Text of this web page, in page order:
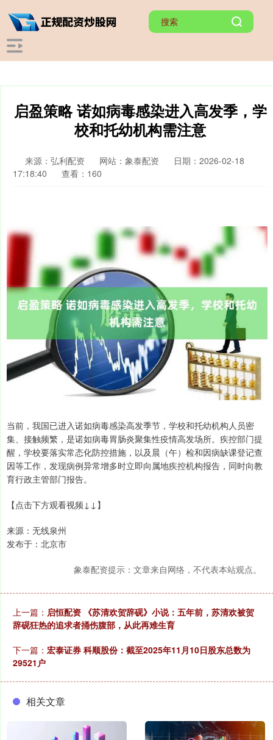
启盈策略 诺如病毒感染进入高发季，学
校和托幼机构需注意
来源：弘利配资 网站：象泰配资
日期：2026-02-18
17:18:40
查看：160
当前，我国已进入诺如病毒感染高发季节，学校和托幼机构人员密
集、接触频繁，是诺如病毒胃肠炎聚集性疫情高发场所。疾控部门提
醒，学校要落实常态化防控措施，以及晨（午）检和因病缺课登记查
因等工作，发现病例异常增多时立即向属地疾控机构报告，同时向教
育行政主管部门报告。
【点击下方观看视频↓↓】
来源：无线泉州
发布于：北京市
象泰配资提示：文章来自网络，不代表本站观点。
上一篇： 启恒配资 《苏清欢贺辞砚》小说：五年前，苏清欢被贺
辞砚狂热的追求者捅伤腹部，从此再难生育
下一篇： 宏泰证券 科顺股份：截至2025年11月10日股东总数为
29521户
相关文章